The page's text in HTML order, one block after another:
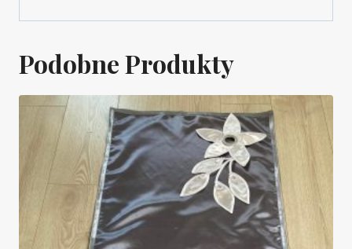
Podobne Produkty